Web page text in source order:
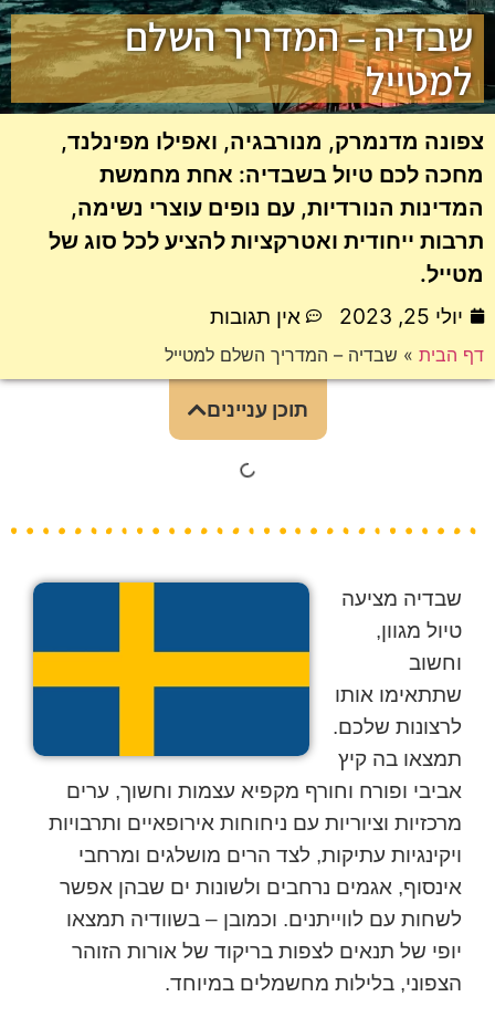
שבדיה – המדריך השלם
למטייל
צפונה מדנמרק, מנורבגיה, ואפילו מפינלנד,
מחכה לכם טיול בשבדיה: אחת מחמשת
המדינות הנורדיות, עם נופים עוצרי נשימה,
תרבות ייחודית ואטרקציות להציע לכל סוג של
מטייל.
יולי 25, 2023
אין תגובות
דף הבית » שבדיה – המדריך השלם למטייל
תוכן עניינים
שבדיה מציעה
טיול מגוון,
וחשוב
שתתאימו אותו
לרצונות שלכם.
תמצאו בה קיץ
אביבי ופורח וחורף מקפיא עצמות וחשוך, ערים
מרכזיות וציוריות עם ניחוחות אירופאיים ותרבויות
ויקינגיות עתיקות, לצד הרים מושלגים ומרחבי
אינסוף, אגמים נרחבים ולשונות ים שבהן אפשר
לשחות עם לווייתנים. וכמובן – בשוודיה תמצאו
יופי של תנאים לצפות בריקוד של אורות הזוהר
הצפוני, בלילות מחשמלים במיוחד.